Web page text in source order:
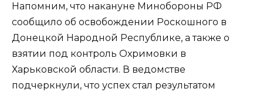
Напомним, что накануне Минобороны РФ
сообщило об освобождении Роскошного в
Донецкой Народной Республике, а также о
взятии под контроль Охримовки в
Харьковской области. В ведомстве
подчеркнули, что успех стал результатом